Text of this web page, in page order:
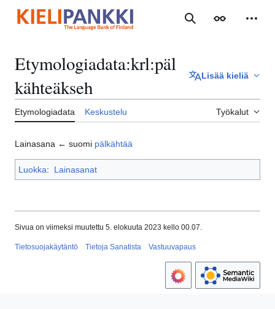
sisältöön
Haku Ulkoasu
Etymologiadata:krl:päl
kähteäkseh
Lisää kieliä
Etymologiadata Keskustelu Työkalut
Lainasana ← suomi pälkähtää
Luokka: Lainasanat
Sivua on viimeksi muutettu 5. elokuuta 2023 kello 00.07.
Tietosuojakäytäntö Tietoja Sanatista Vastuuvapaus